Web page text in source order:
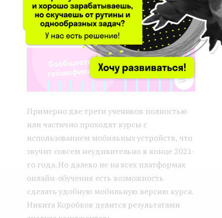
у них и появляются новые методики
обучения.
Примерно две трети учеников полностью
или частично проходят курсы с
использованием мобильных устройств, что
звучит совсем неудивительно в конце 2021-
го года. Но далеко не на всех платформах
онлайн-обучения есть возможность
сделать удобную мобильную версию курса.
Никита Коробков делится результатами